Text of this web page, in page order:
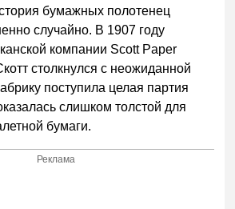
бумажных полотенец
случайно. В 1907 году
компании Scott Paper
столкнулся с неожиданной
поступила целая партия
слишком толстой для
бумаги.
Реклама